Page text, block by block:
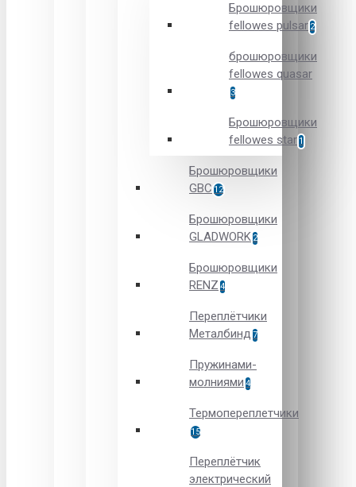
Брошюровщики
fellowes pulsar 2
брошюровщики
fellowes quasar
3
Брошюровщики
fellowes star 1
Брошюровщики
GBC 12
Брошюровщики
GLADWORK 2
Брошюровщики
RENZ 4
Переплётчики
Металбинд 7
Пружинами-
молниями 4
Термопереплетчики
15
Переплётчик
электрический